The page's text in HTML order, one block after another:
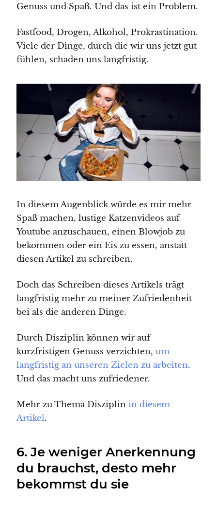
Genuss und Spaß. Und das ist ein Problem.
Fastfood, Drogen, Alkohol, Prokrastination.
Viele der Dinge, durch die wir uns jetzt gut
fühlen, schaden uns langfristig.
In diesem Augenblick würde es mir mehr
Spaß machen, lustige Katzenvideos auf
Youtube anzuschauen, einen Blowjob zu
bekommen oder ein Eis zu essen, anstatt
diesen Artikel zu schreiben.
Doch das Schreiben dieses Artikels trägt
langfristig mehr zu meiner Zufriedenheit
bei als die anderen Dinge.
Durch Disziplin können wir auf
kurzfristigen Genuss verzichten, um
langfristig an unseren Zielen zu arbeiten.
Und das macht uns zufriedener.
Mehr zu Thema Disziplin in diesem
Artikel.
6. Je weniger Anerkennung
du brauchst, desto mehr
bekommst du sie